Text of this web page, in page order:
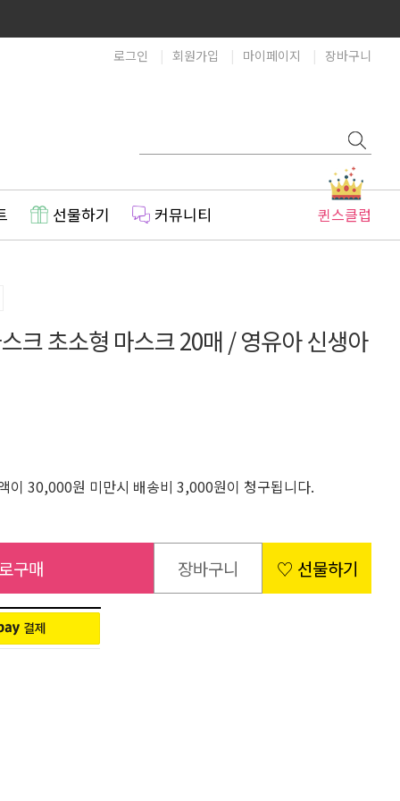
로그인 회원가입 마이페이지 장바구니
선물하기 커뮤니티 퀸스클럽
크 초소형 마스크 20매 / 영유아 신생아
이 30,000원 미만시 배송비 3,000원이 청구됩니다.
구매 장바구니 ♡ 선물하기